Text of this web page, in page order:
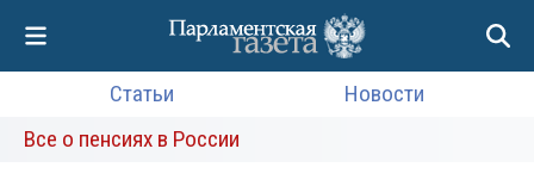
Статьи
Новости
Все о пенсиях в России